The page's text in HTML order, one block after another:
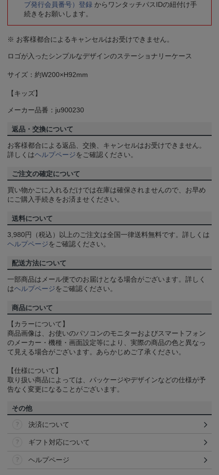
ブ発行会員番号）登録 からワンタッチパスIDの紐付け手
続きをお願いします。
※ お客様都合によるキャンセルはお受けできません。
ロゴが入ったシンプルなデザインのステーショナリーケース
サイズ：約W200×H92mm
【キッズ】
メーカー品番：ju900230
返品・交換について
お客様都合による返品、交換、キャンセルはお受けできません。
詳しくはヘルプページをご確認ください。
ご注文の確定について
買い物かごに入れるだけでは在庫は確保されませんので、お早め
にご購入手続きをお済ませください。
送料について
3,980円（税込）以上のご注文は全国一律送料無料です。詳しくは
ヘルプページをご確認ください。
配送方法について
一部商品はメール便でのお届けとなる場合がございます。詳しく
はヘルプページをご確認ください。
商品について
【カラーについて】
商品画像は、お使いのパソコンのモニターおよびスマートフォン
のメーカー・機種・画面設定等により、実際の商品の色と異なっ
て見える場合がございます。あらかじめご了承ください。
【仕様について】
取り扱い商品によっては、パッケージやデザインなどの仕様が予
告なく変更になることがございます。
その他
決済について
ギフト対応について
ヘルプページ